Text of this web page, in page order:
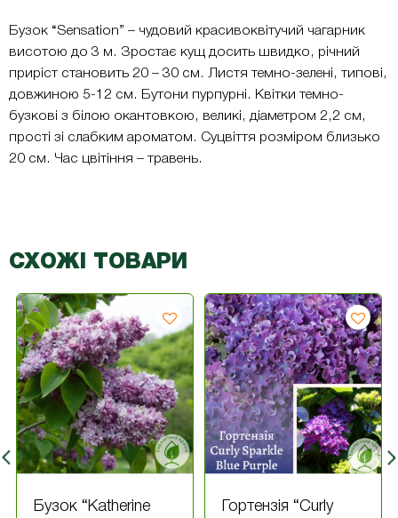
Бузок “Sensation” – чудовий красивоквітучий чагарник
висотою до 3 м. Зростає кущ досить швидко, річний
приріст становить 20 – 30 см. Листя темно-зелені, типові,
довжиною 5-12 см. Бутони пурпурні. Квітки темно-
бузкові з білою окантовкою, великі, діаметром 2,2 см,
прості зі слабким ароматом. Суцвіття розміром близько
20 см. Час цвітіння – травень.
СХОЖІ ТОВАРИ
Бузок “Katherine
Гортензія “Curly